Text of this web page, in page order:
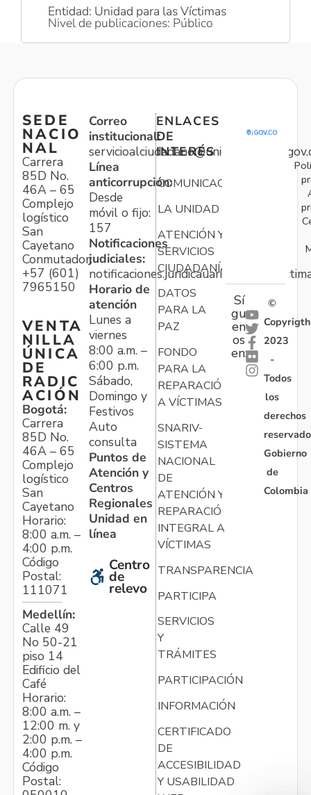
Entidad: Unidad para las Víctimas
Nivel de publicaciones: Público
SEDE
NACIO
NAL
Carrera
85D No.
46A – 65
Complejo
logístico
San
Cayetano
Conmutador:
+57 (601)
7965150
VENTA
NILLA
ÚNICA
DE
RADIC
ACIÓN
Bogotá:
Carrera
85D No.
46A – 65
Complejo
logístico
San
Cayetano
Horario:
8:00 a.m. –
4:00 p.m.
Código
Postal:
111071
Medellín:
Calle 49
No 50-21
piso 14
Edificio del
Café
Horario:
8:00 a.m. –
12:00 m. y
2:00 p.m. –
4:00 p.m.
Código
Postal:
Correo
institucional:
Línea
anticorrupción:
Desde
móvil o fijo:
157
Notificaciones
judiciales:
Horario de
atención
Lunes a
viernes
8:00 a.m. –
6:00 p.m.
Sábado,
Domingo y
Festivos
Auto
consulta
Puntos de
Atención y
Centros
Regionales
Unidad en
línea
Centro
de
relevo
ENLACES
DE
INTERÉS
COMUNICACIONES
LA UNIDAD
ATENCIÓN Y
SERVICIOS
CIUDADANÍA
DATOS
PARA LA
PAZ
FONDO
PARA LA
REPARACIÓN
A VÍCTIMAS
SNARIV-
SISTEMA
NACIONAL
DE
ATENCIÓN Y
REPARACIÓN
INTEGRAL A
VÍCTIMAS
TRANSPARENCIA
PARTICIPA
SERVICIOS
Y
TRÁMITES
PARTICIPACIÓN
INFORMACIÓN
CERTIFICADO
DE
ACCESIBILIDAD
Y USABILIDAD
Sí
gu
en
os
en:
©
Copyrigth
2023
-
Todos
los
derechos
Gobierno
de
Colombia